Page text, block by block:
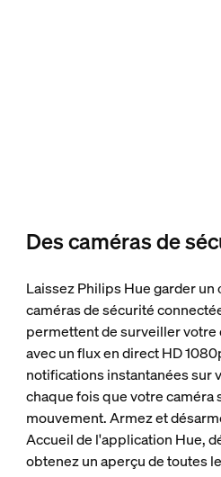
Des caméras de
Laissez Philips Hue garder
caméras de sécurité
permettent de surveiller
avec un flux en direct HD
notifications instantanées sur
chaque fois que votre caméra
mouvement. Armez et
Accueil de l'application Hue,
obtenez un aperçu de toutes